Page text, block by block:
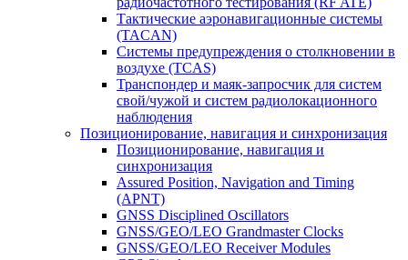
Тактические аэронавигационные системы
(TACAN)
Системы предупреждения о столкновении в
воздухе (TCAS)
Транспондер и маяк-запросчик для систем
свой/чужой и систем радиолокационного
наблюдения
Позиционирование, навигация и синхронизация
Позиционирование, навигация и
синхронизация
Assured Position, Navigation and Timing
(APNT)
GNSS Disciplined Oscillators
GNSS/GEO/LEO Grandmaster Clocks
GNSS/GEO/LEO Receiver Modules